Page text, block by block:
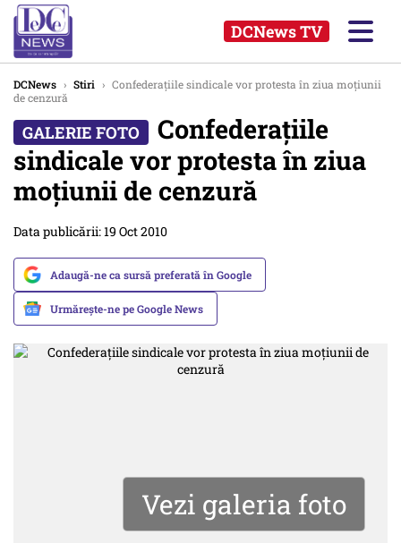
DCNews TV
DCNews › Stiri › Confederațiile sindicale vor protesta în ziua moțiunii
de cenzură
Confederațiile
sindicale vor protesta în ziua
moțiunii de cenzură
Data publicării: 19 Oct 2010
Adaugă-ne ca sursă preferată în Google
Urmărește-ne pe Google News
Vezi galeria foto